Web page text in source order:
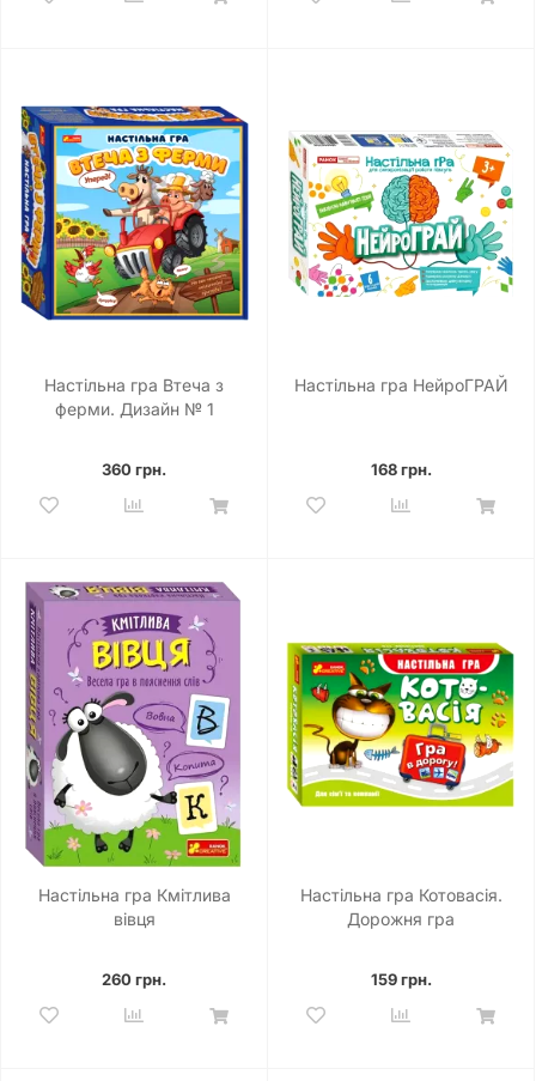
Настільна гра Втеча з
ферми. Дизайн № 1
360 грн.
Настільна гра НейроГРАЙ
168 грн.
Настільна гра Кмітлива
вівця
260 грн.
Настільна гра Котовасія.
Дорожня гра
159 грн.